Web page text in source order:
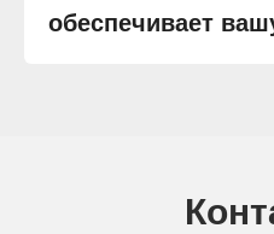
обеспечивает